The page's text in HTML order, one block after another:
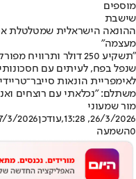
מוספים
שישבת
ההונאה הישראלית שמטלטלת
מעצמה"
"תשקיע 250 דולר
שנפל בפח, לעיתים עם
לאימפריית הונאות
משתלם: "נכלאתי עם רוצחים
מור שמעוני
26/3/2026, 13:28
,עודכן3/2026, 07:55
0השמעה